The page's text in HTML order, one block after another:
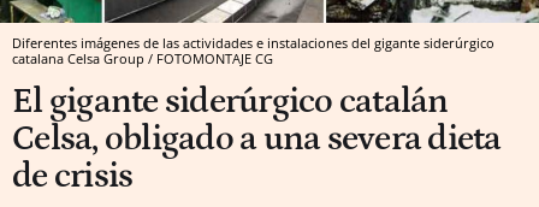
Diferentes imágenes de las actividades e instalaciones del gigante siderúrgico
catalana Celsa Group / FOTOMONTAJE CG
El gigante siderúrgico catalán
Celsa, obligado a una severa dieta
de crisis